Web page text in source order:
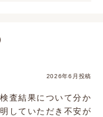
2026年6月投稿
査結果について分か
していただき不安が